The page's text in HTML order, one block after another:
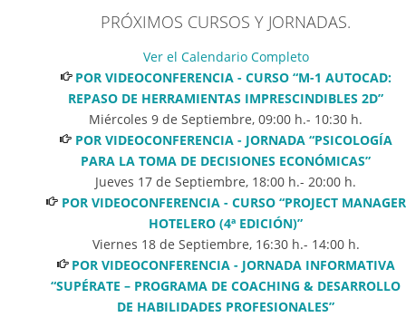
PRÓXIMOS CURSOS Y JORNADAS.
Ver el Calendario Completo
POR VIDEOCONFERENCIA - CURSO “M-1 AUTOCAD:
REPASO DE HERRAMIENTAS IMPRESCINDIBLES 2D”
Miércoles 9 de Septiembre, 09:00 h.- 10:30 h.
POR VIDEOCONFERENCIA - JORNADA “PSICOLOGÍA
PARA LA TOMA DE DECISIONES ECONÓMICAS”
Jueves 17 de Septiembre, 18:00 h.- 20:00 h.
POR VIDEOCONFERENCIA - CURSO “PROJECT MANAGER
HOTELERO (4ª EDICIÓN)”
Viernes 18 de Septiembre, 16:30h.- 14:00h.
POR VIDEOCONFERENCIA - JORNADA INFORMATIVA
“SUPÉRATE – PROGRAMA DE COACHING & DESARROLLO
DE HABILIDADES PROFESIONALES”